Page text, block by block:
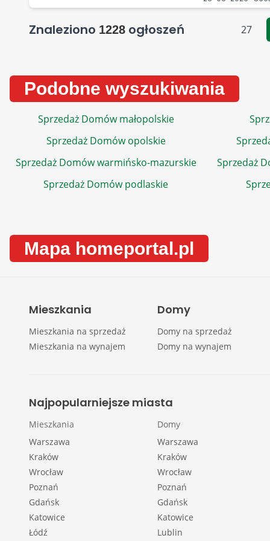
Znaleziono 1228 ogłoszeń 27
Podobne wyszukiwania
Sprzedaż Domów małopolskie
Sprzedaż Domów opolskie
Sprzedaż Domów warmińsko-mazurskie
Sprzedaż
Sprzedaż Domów podlaskie
Mapa homeportal.pl
Mieszkania
Mieszkania na sprzedaż
Mieszkania na wynajem
Domy
Domy na sprzedaż
Domy na wynajem
Najpopularniejsze miasta
Mieszkania
Warszawa
Kraków
Wrocław
Poznań
Gdańsk
Katowice
Łódź
Domy
Warszawa
Kraków
Wrocław
Poznań
Gdańsk
Katowice
Lublin